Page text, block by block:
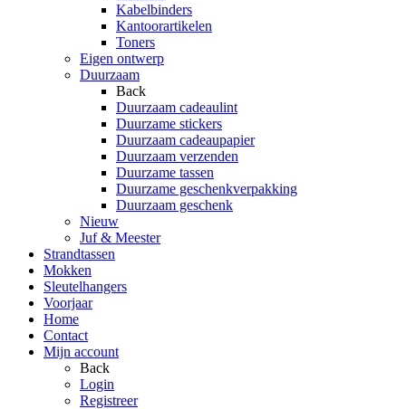
Kabelbinders
Kantoorartikelen
Toners
Eigen ontwerp
Duurzaam
Back
Duurzaam cadeaulint
Duurzame stickers
Duurzaam cadeaupapier
Duurzaam verzenden
Duurzame tassen
Duurzame geschenkverpakking
Duurzaam geschenk
Nieuw
Juf & Meester
Strandtassen
Mokken
Sleutelhangers
Voorjaar
Home
Contact
Mijn account
Back
Login
Registreer